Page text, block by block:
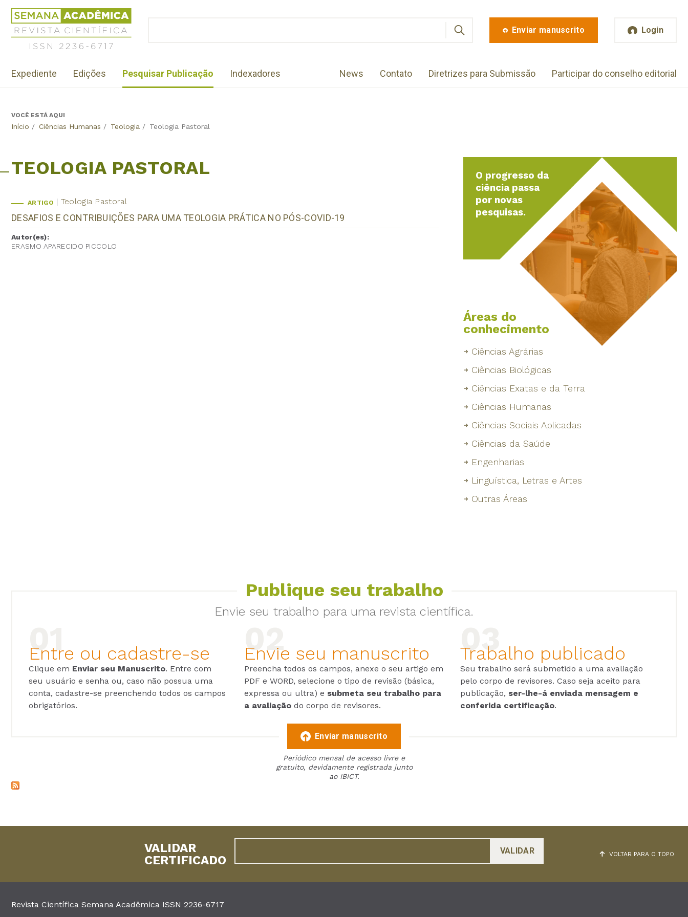
Jump
navigation
Revista
Científica
Semana
Acadêmica
2236-
Enviar manuscrito Login
Menu
institutional
Expediente Edições Pesquisar Publicação Indexadores News Contato Diretrizes para Submissão Participar do conselho editorial
BackVOCÊ ESTÁ AQUI
Início / Ciências Humanas / Teologia / Teologia Pastoral
TEOLOGIA PASTORAL
ARTIGO Teologia Pastoral
DESAFIOS E CONTRIBUIÇÕES PARA UMA TEOLOGIA PRÁTICA NO PÓS-COVID-19
Autor(es):
ERASMO APARECIDO PICCOLO
O progresso da
ciência passa
por novas
pesquisas.
Áreas do
conhecimento
Ciências Agrárias
Ciências Biológicas
Ciências Exatas e da Terra
Ciências Humanas
Ciências Sociais Aplicadas
Ciências da Saúde
Engenharias
Linguística, Letras e Artes
Outras Áreas
Publique seu trabalho
Envie seu trabalho para uma revista científica.
Entre ou cadastre-se
Clique em Enviar seu Manuscrito. Entre com
seu usuário e senha ou, caso não possua uma
conta, cadastre-se preenchendo todos os campos
obrigatórios.
Envie seu manuscrito
Preencha todos os campos, anexe o seu artigo em
PDF e WORD, selecione o tipo de revisão (básica,
expressa ou ultra) e submeta seu trabalho para
a avaliação do corpo de revisores.
Trabalho publicado
Seu trabalho será submetido a uma avaliação
pelo corpo de revisores. Caso seja aceito para
publicação, ser-lhe-á enviada mensagem e
conferida certificação.
Enviar manuscrito
Periódico mensal de acesso livre e
gratuito, devidamente registrada junto
ao IBICT.
VOLTAR PARA O TOPO
VALIDAR
CERTIFICADO
Revista Científica Semana Acadêmica ISSN 2236-6717